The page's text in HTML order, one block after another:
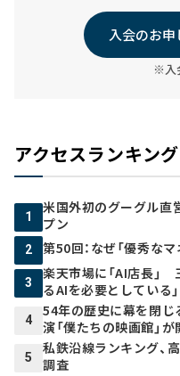
入会のお
※入
アクセスランキング
1
米国外初のグーグル直
プン
2 第50回：なぜ「優秀な
3
楽天市場に「AI店長」
るAIを必要としている」
4
54年の歴史に幕を閉じ
演「僕たちの映画館」が
5
私鉄沿線ランキング、
調査